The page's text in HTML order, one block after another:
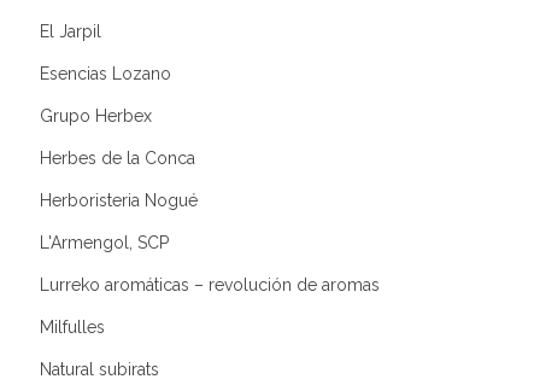
El Jarpil
Esencias Lozano
Grupo Herbex
Herbes de la Conca
Herboristeria Nogué
L'Armengol, SCP
Lurreko aromáticas – revolución de aromas
Milfulles
Natural subirats